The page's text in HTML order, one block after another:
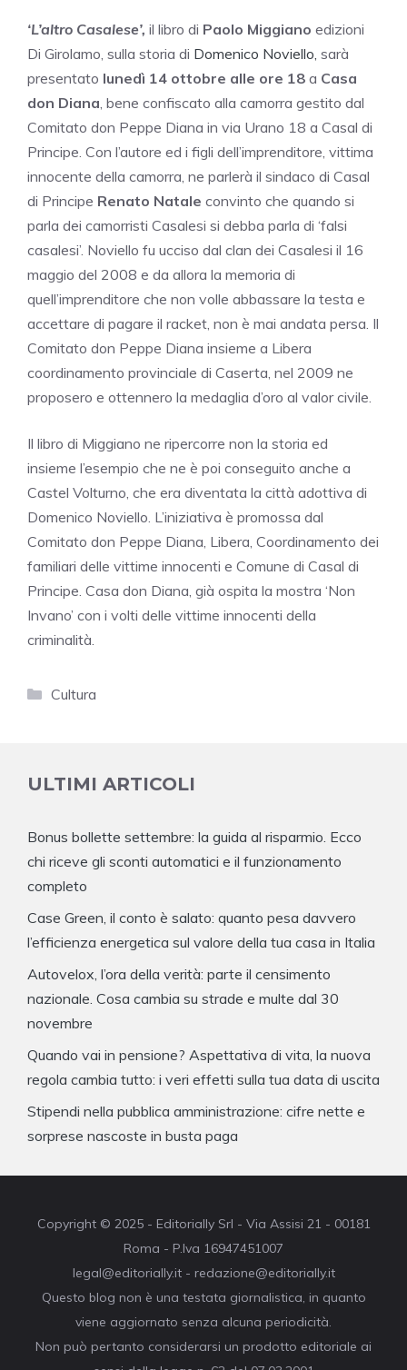
‘L’altro Casalese’, il libro di Paolo Miggiano edizioni
Di Girolamo, sulla storia di Domenico Noviello, sarà
presentato lunedì 14 ottobre alle ore 18 a Casa
don Diana, bene confiscato alla camorra gestito dal
Comitato don Peppe Diana in via Urano 18 a Casal di
Principe. Con l’autore ed i figli dell’imprenditore, vittima
innocente della camorra, ne parlerà il sindaco di Casal
di Principe Renato Natale convinto che quando si
parla dei camorristi Casalesi si debba parla di ‘falsi
casalesi’. Noviello fu ucciso dal clan dei Casalesi il 16
maggio del 2008 e da allora la memoria di
quell’imprenditore che non volle abbassare la testa e
accettare di pagare il racket, non è mai andata persa. Il
Comitato don Peppe Diana insieme a Libera
coordinamento provinciale di Caserta, nel 2009 ne
proposero e ottennero la medaglia d’oro al valor civile.
Il libro di Miggiano ne ripercorre non la storia ed
insieme l’esempio che ne è poi conseguito anche a
Castel Volturno, che era diventata la città adottiva di
Domenico Noviello. L’iniziativa è promossa dal
Comitato don Peppe Diana, Libera, Coordinamento dei
familiari delle vittime innocenti e Comune di Casal di
Principe. Casa don Diana, già ospita la mostra ‘Non
Invano’ con i volti delle vittime innocenti della
criminalità.
Categorie
Cultura
ULTIMI ARTICOLI
Bonus bollette settembre: la guida al risparmio. Ecco
chi riceve gli sconti automatici e il funzionamento
completo
Case Green, il conto è salato: quanto pesa davvero
l’efficienza energetica sul valore della tua casa in Italia
Autovelox, l’ora della verità: parte il censimento
nazionale. Cosa cambia su strade e multe dal 30
novembre
Quando vai in pensione? Aspettativa di vita, la nuova
regola cambia tutto: i veri effetti sulla tua data di uscita
Stipendi nella pubblica amministrazione: cifre nette e
sorprese nascoste in busta paga
Copyright © 2025 - Editorially Srl - Via Assisi 21 - 00181
Roma - P.Iva 16947451007
legal@editorially.it - redazione@editorially.it
Questo blog non è una testata giornalistica, in quanto
viene aggiornato senza alcuna periodicità.
Non può pertanto considerarsi un prodotto editoriale ai